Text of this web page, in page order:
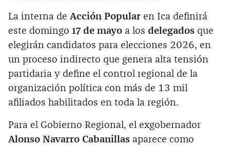
La interna de Acción Popular en Ica definirá
este domingo 17 de mayo a los delegados que
elegirán candidatos para elecciones 2026, en
un proceso indirecto que genera alta tensión
partidaria y define el control regional de la
organización política con más de 13 mil
afiliados habilitados en toda la región.
Para el Gobierno Regional, el exgobernador
Alonso Navarro Cabanillas aparece como